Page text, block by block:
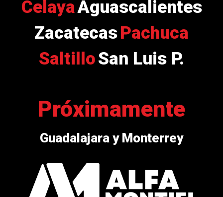
CelayaAguascalientes
ZacatecasPachuca
SaltilloSan Luis P.
Próximamente
Guadalajara y Monterrey